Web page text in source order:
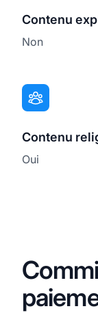
Contenu
Non
Contenu
Oui